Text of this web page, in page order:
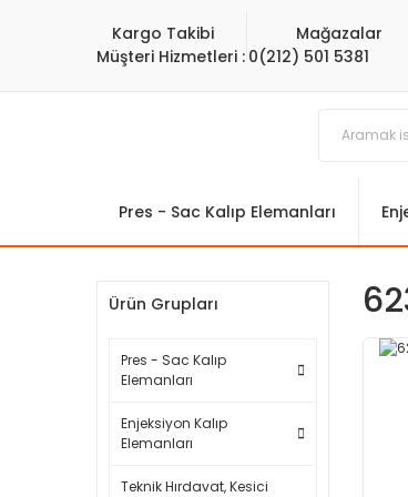
Kargo Takibi Mağazalar
Müşteri Hizmetleri : 0(212) 501 5381
Pres - Sac Kalıp Elemanları
Ürün Grupları
Pres - Sac Kalıp
Elemanları
Enjeksiyon Kalıp
Elemanları
Teknik Hırdavat, Kesici